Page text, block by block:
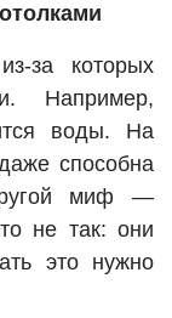
за которых
Например,
воды. На
способна
миф —
не так: они
это нужно